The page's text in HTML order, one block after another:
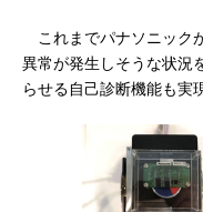
これまでパナソニック
異常が発生しそうな状況
らせる自己診断機能も実